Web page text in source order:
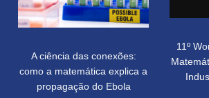
A ciência das conexões:
como a matemática explica a
propagação do Ebola
11º